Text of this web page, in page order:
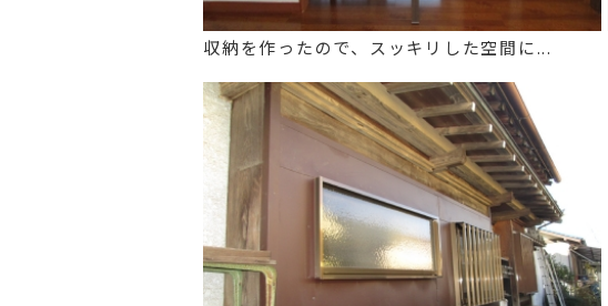
収納を作ったので、スッキリした空間に...